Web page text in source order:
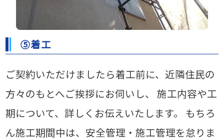
⑤着工
ご契約いただけましたら着工前に、近隣住民の
方々のもとへご挨拶にお伺いし、 施工内容や工
期について、詳しくお伝えいたします。
もちろ
ん施工期間中は、安全管理・施工管理を怠りま